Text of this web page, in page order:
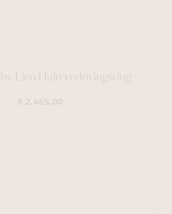
by Lien Halo verlovingsring
€ 2.465,00